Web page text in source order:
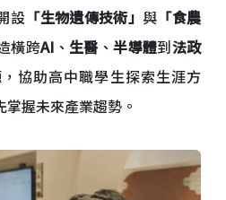
設 「生物遺傳技術」 與 「食農
橫跨AI 、 生醫 、半導體到法政
協助高中職學生探索生涯方
握未來產業趨勢。